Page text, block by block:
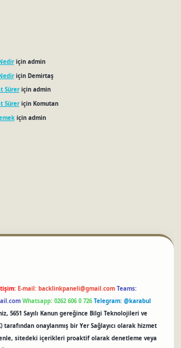
için admin
için Demirtaş
Süreriçin admin
Süreriçin Komutan
için admin
E-mail: backlinkpaneli@gmail.com Teams:
Whatsapp: 0262 606 0 726 Telegram: @karabul
5651 Sayılı Kanun gereğince Bilgi Teknolojileri ve
tarafından onaylanmış bir Yer Sağlayıcı olarak hizmet
sitedeki içerikleri proaktif olarak denetleme veya